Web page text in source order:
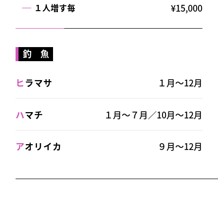
１人増す毎 ¥15,000
釣 魚
ヒラマサ １月～12月
ハマチ １月～７月／10月～12月
アオリイカ ９月～12月